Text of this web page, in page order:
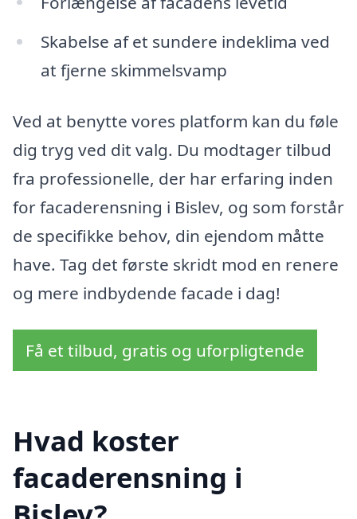
Skabelse af et sundere indeklima ved
at fjerne skimmelsvamp
Ved at benytte vores platform kan du føle
dig tryg ved dit valg. Du modtager tilbud
fra professionelle, der har erfaring inden
for facaderensning i Bislev, og som forstår
de specifikke behov, din ejendom måtte
have. Tag det første skridt mod en renere
og mere indbydende facade i dag!
Få et tilbud, gratis og uforpligtende
Hvad koster
facaderensning i